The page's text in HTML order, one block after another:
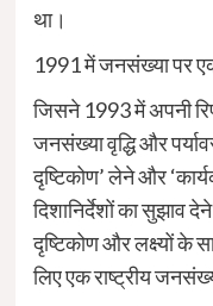
था।
1991 में जनसंख्या पर
जिसने 1993 में अपनी
जनसंख्या वृद्धि और
दृष्टिकोण’ लेने और
दिशानिर्देशों का सुझाव
दृष्टिकोण और लक्ष्यों के
लिए एक राष्ट्रीय